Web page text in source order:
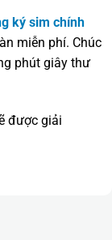
ký sim chính
miễn phí. Chúc
phút giây thư
được giải